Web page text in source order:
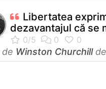
Libertatea
dezavantajul că se
Winston Churchill